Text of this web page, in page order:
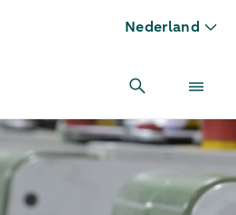
Nederland